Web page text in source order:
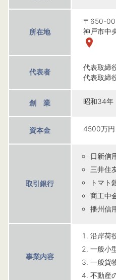
所在地
〒650-
神戸市中
place
代表者
代表取締
代表取締
創 業 昭和34年
資本金 4500万円
取引銀行
日新信
三井住
トマ
商工中
播州信
事業内容
沿岸荷
一般小
一般貨
不動産